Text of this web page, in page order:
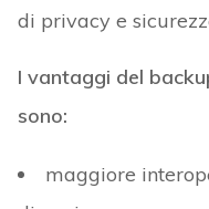
di privacy e
I vantaggi del
sono:
maggiore